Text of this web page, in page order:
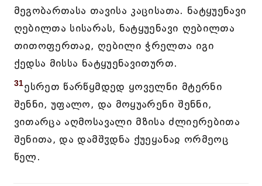
მეგობართასა თავისა კაცისათა. ნატყუენავი
ღებილთა სისარას, ნატყუენავი ღებილთა
თითოფერთაჲ, ღებილი ჭრელთა იგი
ქედსა მისსა ნატყუენავითურთ.
31ესრეთ წარწყმდედ ყოველნი მტერნი
შენნი, უფალო, და მოყუარენი შენნი,
ვითარცა აღმოსავალი მზისა ძლიერებითა
შენითა, და დამშჳდნა ქუეყანაჲ ორმეოც
წელ.